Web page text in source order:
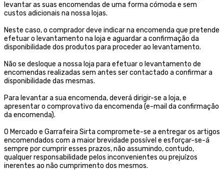
levantar as suas encomendas de uma forma cómoda e sem
custos adicionais na nossa lojas.
Neste caso, o comprador deve indicar na encomenda que pretende
efetuar o levantamento na loja e aguardar a confirmação da
disponibilidade dos produtos para proceder ao levantamento.
Não se desloque a nossa loja para efetuar o levantamento de
encomendas realizadas sem antes ser contactado a confirmar a
disponibilidade das mesmas.
Para levantar a sua encomenda, deverá dirigir-se a loja, e
apresentar o comprovativo da encomenda (e-mail da confirmação
da encomenda).
O Mercado e Garrafeira Sirta compromete-se a entregar os artigos
encomendados com a maior brevidade possível e esforçar-se-á
sempre por cumprir esses prazos, não assumindo, contudo,
qualquer responsabilidade pelos inconvenientes ou prejuízos
inerentes ao não cumprimento dos mesmos.